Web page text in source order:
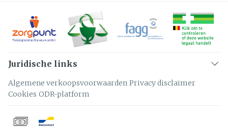
Juridische links
Algemene verkoopsvoorwaarden Privacy disclaimer
Cookies ODR-platform